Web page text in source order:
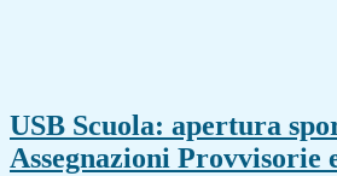
USB Scuola: apertura
Assegnazioni Provvisorie